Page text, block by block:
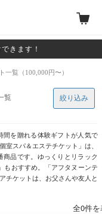
きます！
一覧（100,000円〜）
覧
間を贈れる体験ギフトが人気で
室スパ＆エステチケット」は、
品です。ゆっくりとリラック
もおすすめ。「アフタヌーンテ
チケットは、お父さんや友人と
絞り込み
全0件